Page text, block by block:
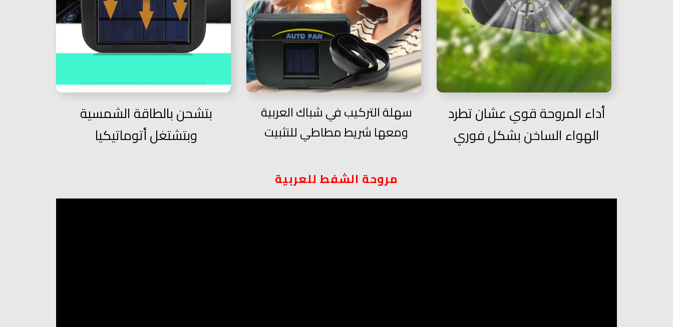
بتشحن بالطاقة الشمسية
وبتشتغل أتوماتيكيا
سهلة التركيب في شباك العربية
ومعها شريط مطاطي للتثبيت
أداء المروحة قوي عشان تطرد
الهواء الساخن بشكل فوري
مروحة الشفط للعربية